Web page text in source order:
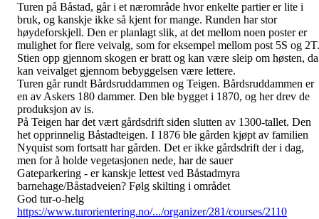
Turen på Båstad, går i et nærområde hvor enkelte partier er lite i
bruk, og kanskje ikke så kjent for mange. Runden har stor
høydeforskjell. Den er planlagt slik, at det mellom noen poster er
mulighet for flere veivalg, som for eksempel mellom post 5S og 2T.
Stien opp gjennom skogen er bratt og kan være sleip om høsten, da
kan veivalget gjennom bebyggelsen være lettere.
Turen går rundt Bårdsruddammen og Teigen. Bårdsruddammen er
en av Askers 180 dammer. Den ble bygget i 1870, og her drev de
produksjon av is.
På Teigen har det vært gårdsdrift siden slutten av 1300-tallet. Den
het opprinnelig Båstadteigen. I 1876 ble gården kjøpt av familien
Nyquist som fortsatt har gården. Det er ikke gårdsdrift der i dag,
men for å holde vegetasjonen nede, har de sauer
Gateparkering - er kanskje lettest ved Båstadmyra
barnehage/Båstadveien? Følg skilting i området
God tur-o-helg
https://www.turorientering.no/.../organizer/281/courses/2110